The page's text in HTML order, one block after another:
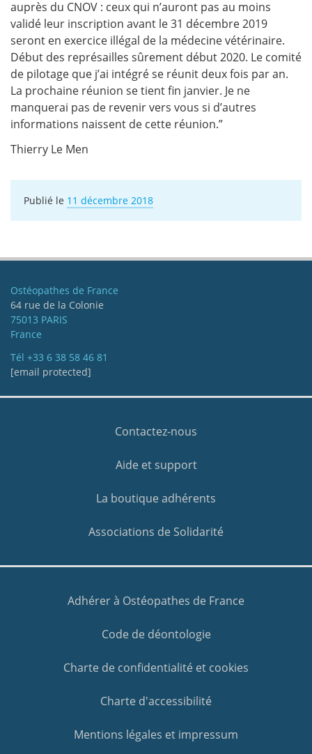
auprès du CNOV : ceux qui n’auront pas au moins
validé leur inscription avant le 31 décembre 2019
seront en exercice illégal de la médecine vétérinaire.
Début des représailles sûrement début 2020. Le comité
de pilotage que j’ai intégré se réunit deux fois par an.
La prochaine réunion se tient fin janvier. Je ne
manquerai pas de revenir vers vous si d’autres
informations naissent de cette réunion.”
Thierry Le Men
Publié le 11 décembre 2018
Ostéopathes de France
64 rue de la Colonie
75013 PARIS
France
Tél +33 6 38 58 46 81
[email protected]
Contactez-nous
Aide et support
La boutique adhérents
Associations de Solidarité
Adhérer à Ostéopathes de France
Code de déontologie
Charte de confidentialité et cookies
Charte d'accessibilité
Mentions légales et impressum